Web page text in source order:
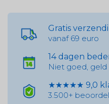
Gratis
vanaf 69 euro
14 dagen
Niet goed, geld
★★★★★ 9,0
3.500+